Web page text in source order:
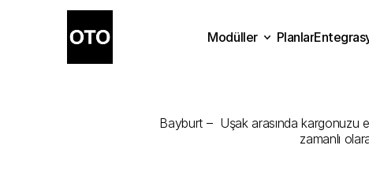
Bayburt –  Uşak arasında kargonuzu
zamanlı
Modüller
Planlar